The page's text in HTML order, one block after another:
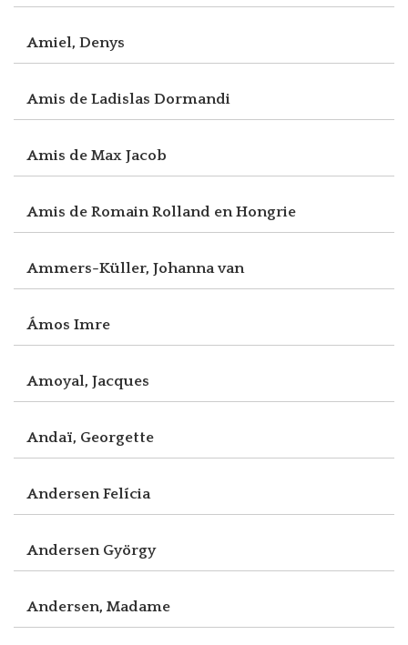
Amiel, Denys
Amis de Ladislas Dormandi
Amis de Max Jacob
Amis de Romain Rolland en Hongrie
Ammers-Küller, Johanna van
Ámos Imre
Amoyal, Jacques
Andaï, Georgette
Andersen Felícia
Andersen György
Andersen, Madame